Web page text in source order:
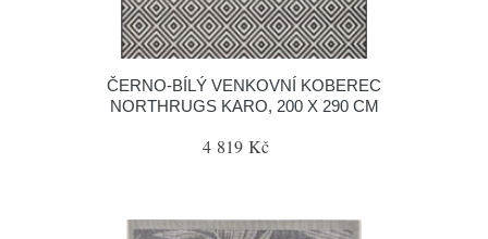
ČERNO-BÍLÝ VENKOVNÍ KOBEREC
NORTHRUGS KARO, 200 X 290 CM
4 819 Kč